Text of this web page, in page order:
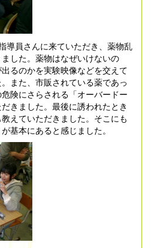
導員さんに来ていただき、薬物乱
した。薬物はなぜいけないの
るのかを実験映像などを交えて
また、市販されている薬であっ
険にさらされる「オーバードー
きました。最後に誘われたとき
えていただきました。そこにも
基本にあると感じました。